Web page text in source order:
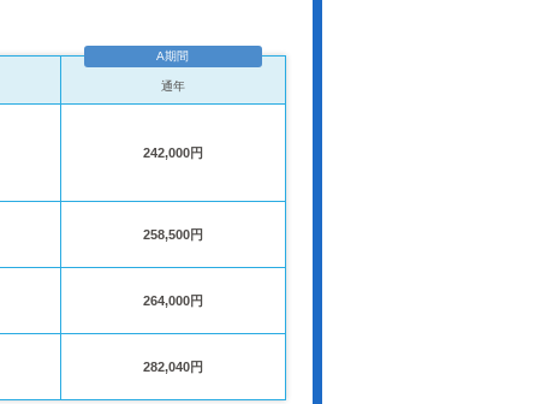
A期間
通年
242,000円
258,500円
264,000円
282,040円